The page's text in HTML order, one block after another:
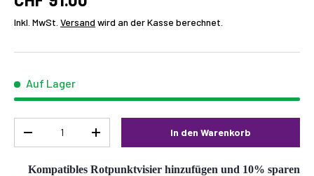
Inkl. MwSt. Versand wird an der Kasse berechnet.
Auf Lager
-
+ In den Warenkorb
Kompatibles Rotpunktvisier hinzufügen und 10% sparen